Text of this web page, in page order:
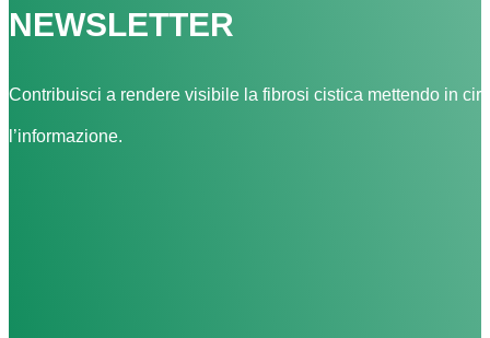
NEWSLETTER
Contribuisci a rendere visibile la fibrosi cistica mettendo in
l’informazione.